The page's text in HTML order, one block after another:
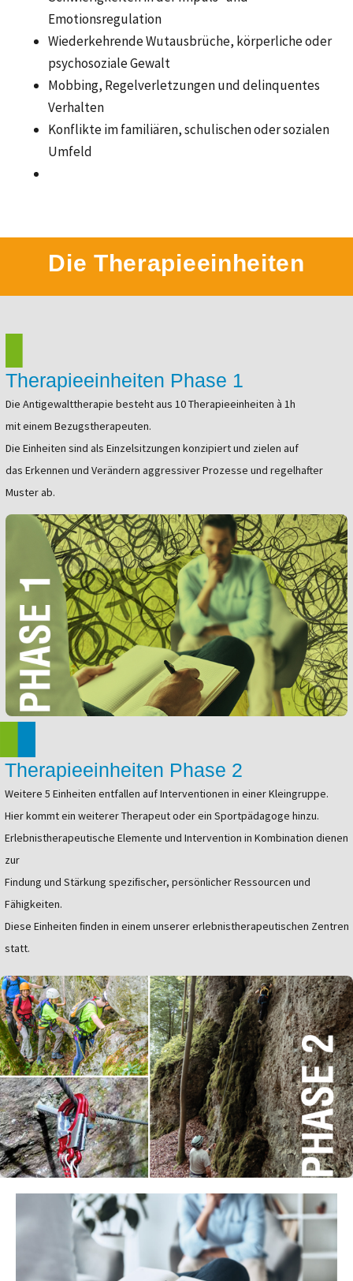
Emotionsregulation
Wiederkehrende Wutausbrüche, körperliche oder
psychosoziale Gewalt
Mobbing, Regelverletzungen und delinquentes
Verhalten
Konflikte im familiären, schulischen oder sozialen
Umfeld
Die Therapieeinheiten
Therapieeinheiten Phase 1
Die Antigewalttherapie besteht aus 10 Therapieeinheiten à 1h
mit einem Bezugstherapeuten.
Die Einheiten sind als Einzelsitzungen konzipiert und zielen auf
das Erkennen und Verändern aggressiver Prozesse und regelhafter
Muster ab.
Therapieeinheiten Phase 2
Weitere 5 Einheiten entfallen auf Interventionen in einer Kleingruppe.
Hier kommt ein weiterer Therapeut oder ein Sportpädagoge hinzu.
Erlebnistherapeutische Elemente und Intervention in Kombination dienen
zur
Findung und Stärkung speziﬁscher, persönlicher Ressourcen und
Fähigkeiten.
Diese Einheiten ﬁnden in einem unserer erlebnistherapeutischen Zentren
statt.